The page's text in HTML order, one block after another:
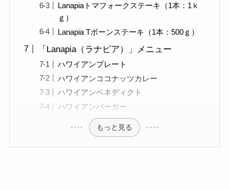
Lanapiaトマフォークステーキ（1本：1ｋ
ｇ）
Lanapia Tボーンステーキ（1本：500ｇ）
「Lanapia（ラナピア）」メニュー
ハワイアンプレート
ハワイアンココナッツカレー
ハワイアンベネディクト
ハワイアンバーガー
もっと見る